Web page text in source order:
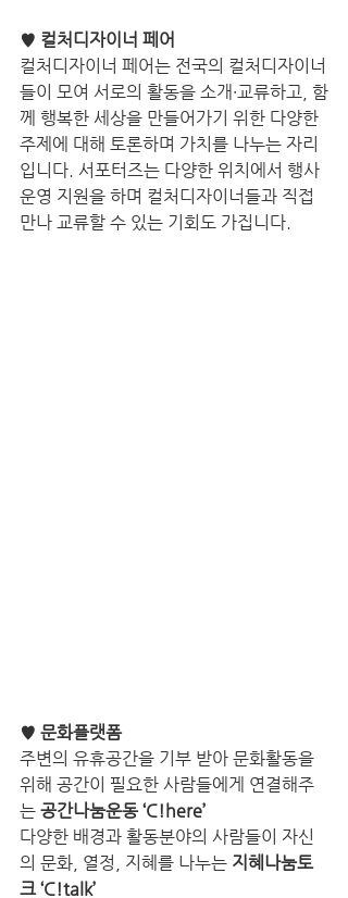
♥ 컬처디자이너 페어
컬처디자이너 페어는 전국의 컬처디자이너
들이 모여 서로의 활동을 소개∙교류하고, 함
께 행복한 세상을 만들어가기 위한 다양한
주제에 대해 토론하며 가치를 나누는 자리
입니다. 서포터즈는 다양한 위치에서 행사
운영 지원을 하며 컬처디자이너들과 직접
만나 교류할 수 있는 기회도 가집니다.
♥ 문화플랫폼
주변의 유휴공간을 기부 받아 문화활동을
위해 공간이 필요한 사람들에게 연결해주
는 공간나눔운동 ‘C!here’
다양한 배경과 활동분야의 사람들이 자신
의 문화, 열정, 지혜를 나누는 지혜나눔토
크 ‘C!talk’